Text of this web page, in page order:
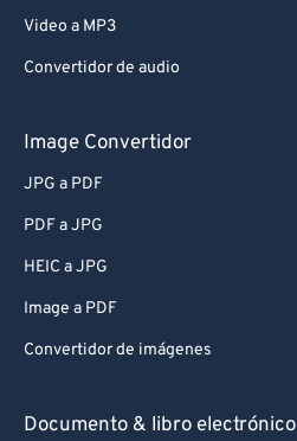
Video a MP3
Convertidor de audio
Image Convertidor
JPG a PDF
PDF a JPG
HEIC a JPG
Image a PDF
Convertidor de imágenes
Documento & libro electrónico